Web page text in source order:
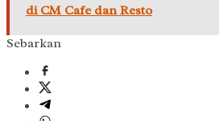
di CM Cafe dan Resto
Sebarkan